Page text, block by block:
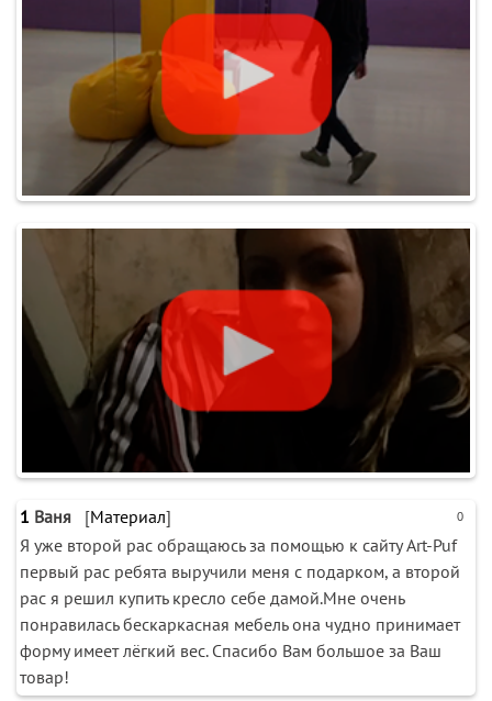
0
1 Ваня [Материал]
Я уже второй рас обращаюсь за помощью к сайту Art-Puf
первый рас ребята выручили меня с подарком, а второй
рас я решил купить кресло себе дамой.Мне очень
понравилась бескаркасная мебель она чудно принимает
форму имеет лёгкий вес. Спасибо Вам большое за Ваш
товар!